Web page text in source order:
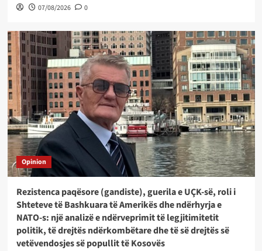
07/08/2026 0
Opinion
Rezistenca paqësore (gandiste), guerila e UÇK-së, roli i
Shteteve të Bashkuara të Amerikës dhe ndërhyrja e
NATO-s: një analizë e ndërveprimit të legjitimitetit
politik, të drejtës ndërkombëtare dhe të së drejtës së
vetëvendosjes së popullit të Kosovës